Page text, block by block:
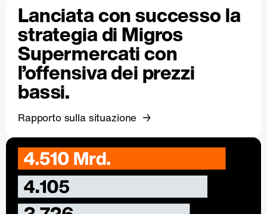
Lanciata con successo la
strategia di Migros
Supermercati con
l’offensiva dei prezzi
bassi.
Rapporto sulla situazione